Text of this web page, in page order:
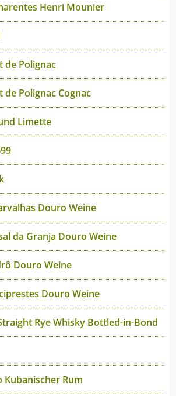
Henri Mounier
de Polignac
de Polignac Cognac
Limette
Douro Weine
da Granja Douro Weine
Douro Weine
Douro Weine
Rye Whisky Bottled-in-Bond
Kubanischer Rum